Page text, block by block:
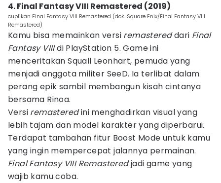
4. Final Fantasy VIII Remastered (2019)
cuplikan Final Fantasy VIII Remastered (dok. Square Enix/Final Fantasy VIII
Remastered)
Kamu bisa memainkan versi remastereddari Final
Fantasy VIIIdi PlayStation 5. Game ini
menceritakan Squall Leonhart, pemuda yang
menjadi anggota militer SeeD. Ia terlibat dalam
perang epik sambil membangun kisah cintanya
bersama Rinoa.
Versi remasteredini menghadirkan visual yang
lebih tajam dan model karakter yang diperbarui.
Terdapat tambahan fitur Boost Mode untuk kamu
yang ingin mempercepat jalannya permainan.
Final Fantasy VIII Remasteredjadi game yang
wajib kamu coba.